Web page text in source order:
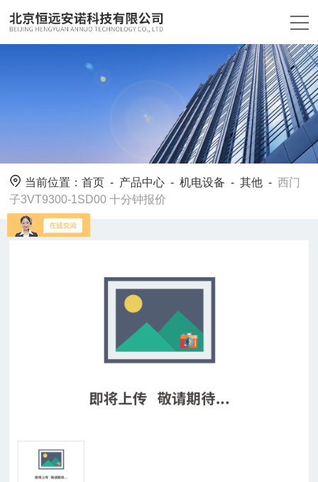
当前位置：首页 - 产品中心 -机电设备 -其他 -西门
子3VT9300-1SD00 十分钟报价